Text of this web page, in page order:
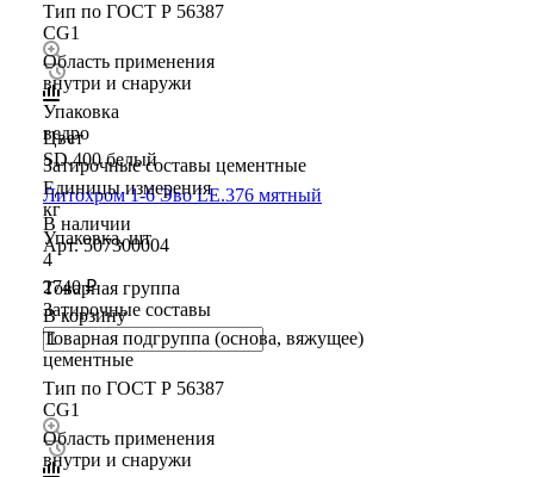
Тип по ГОСТ Р 56387
CG1
Область применения
внутри и снаружи
Упаковка
ведро
Цвет
SD.400 белый
Единицы измерения
кг
Упаковка, шт
4
Товарная группа
Затирочные составы
Товарная подгруппа (основа, вяжущее)
цементные
Тип по ГОСТ Р 56387
CG1
Область применения
внутри и снаружи
Затирочные составы цементные
Литохром 1-6 Эво LE.376 мятный
В наличии
Арт.507300004
2740 ₽
В корзину